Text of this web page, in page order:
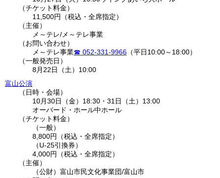
チケット料金
11,500円（税込・全席指定）
主催
メ～テレ/メ～テレ事業
お問い合わせ
メ～テレ事業
052-331-9966 （平日10:00～18:00）
一般発売日
8月22日（土）10:00
富山公演
日時・会場
10月30日（金）18:30 ・ 31日（土）13:00
オーバード・ホール中ホール
チケット料金
（一般）
8,800円（税込・全席指定）
（U-25引換券）
4,000円（税込・全席指定）
主催
（公財）富山市民文化事業団/富山市